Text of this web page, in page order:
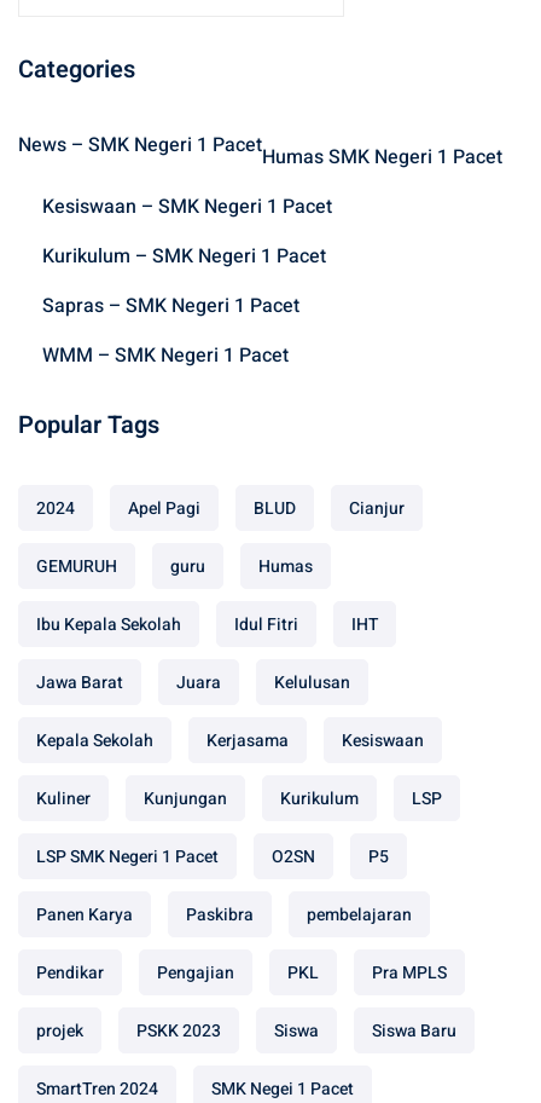
r
f
Categories
News – SMK Negeri 1 PacetHumas SMK Negeri 1 Pacet
Kesiswaan – SMK Negeri 1 Pacet
Kurikulum – SMK Negeri 1 Pacet
Sapras – SMK Negeri 1 Pacet
WMM – SMK Negeri 1 Pacet
Popular Tags
2024 Apel Pagi BLUD Cianjur
GEMURUH guru Humas
Ibu Kepala Sekolah Idul Fitri IHT
Jawa Barat Juara Kelulusan
Kepala Sekolah Kerjasama Kesiswaan
Kuliner Kunjungan Kurikulum LSP
LSP SMK Negeri 1 Pacet O2SN P5
Panen Karya Paskibra pembelajaran
Pendikar Pengajian PKL Pra MPLS
projek PSKK 2023 Siswa Siswa Baru
SmartTren 2024 SMK Negei 1 Pacet